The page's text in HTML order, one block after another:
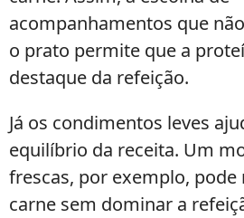
acompanhamentos que
o prato permite que a
destaque da refeição.
Já os condimentos leves
equilíbrio da receita. Um
frescas, por exemplo, pode
carne sem dominar a